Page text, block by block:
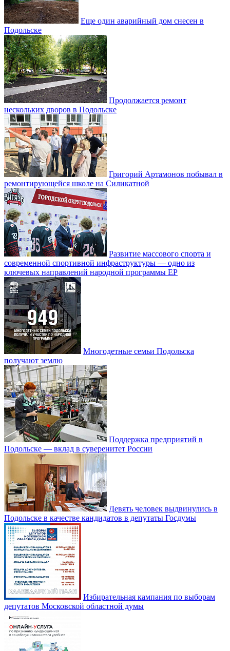
Еще один аварийный дом снесен в
Подольске
Продолжается ремонт
нескольких дворов в Подольске
Григорий Артамонов побывал в
ремонтирующейся школе на Силикатной
Развитие массового спорта и
современной спортивной инфраструктуры — одно из
ключевых направлений народной программы ЕР
Многодетные семьи Подольска
получают землю
Поддержка предприятий в
Подольске — вклад в суверенитет России
Девять человек выдвинулись в
Подольске в качестве кандидатов в депутаты Госдумы
Избирательная кампания по выборам
депутатов Московской областной думы